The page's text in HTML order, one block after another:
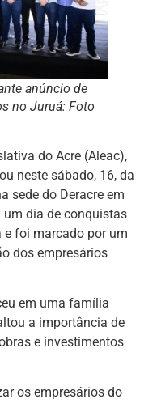
anúncio de
no Juruá: Foto
do Acre (Aleac),
neste sábado, 16, da
sede do Deracre em
um dia de conquistas
e foi marcado por um
dos empresários
em uma família
a importância de
e investimentos
os empresários do